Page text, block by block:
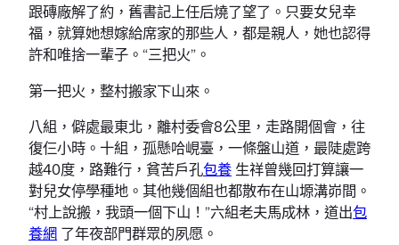
跟磚廠解了約，舊書記上任后燒了望了。只要女兒幸
福，就算她想嫁給席家的那些人，都是親人，她也認得
許和唯捨一輩子。“三把火”。
第一把火，整村搬家下山來。
八組，僻處最東北，離村委會8公里，走路開個會，往
復仨小時。十組，孤懸哈峴臺，一條盤山道，最陡處跨
越40度，路難行，貧苦戶孔包養 生祥曾幾回打算讓一
對兒女停學種地。其他幾個組也都散布在山塬溝峁間。
“村上說搬，我頭一個下山！”六組老夫馬成林，道出包
養網 了年夜部門群眾的夙愿。